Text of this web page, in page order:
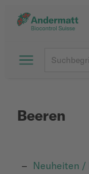
Beeren
Neuheiten /